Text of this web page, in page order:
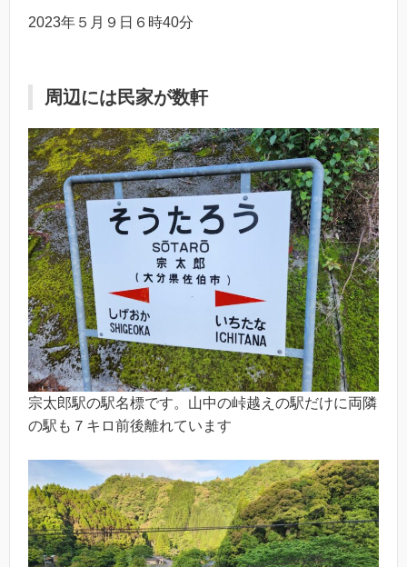
2023年５月９日６時40分
周辺には民家が数軒
宗太郎駅の駅名標です。山中の峠越えの駅だけに両隣
の駅も７キロ前後離れています